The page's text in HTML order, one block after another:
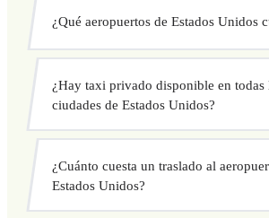
Usa nuestro formulario de reserva para
Estados Unidos. Introduce el punto de
para obtener un precio fijo al instante.
¿Qué aeropuertos de Estados Unidos
internacionales como regionales. Consulta
¿Hay taxi privado disponible en todas
ciudades de Estados Unidos?
ciudades y destinos turísticos de Estados
¿Cuánto cuesta un traslado al
Estados Unidos?